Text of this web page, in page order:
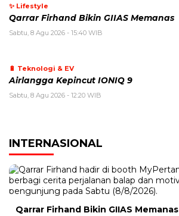
✨ Lifestyle
Qarrar Firhand Bikin GIIAS Memanas
Sabtu, 8 Agu 2026 - 15:40 WIB
🔋 Teknologi & EV
Airlangga Kepincut IONIQ 9
Sabtu, 8 Agu 2026 - 12:20 WIB
INTERNASIONAL
Qarrar Firhand Bikin GIIAS Memanas